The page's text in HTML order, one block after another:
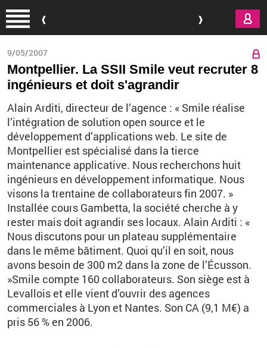
9/05/2007
Montpellier. La SSII Smile veut recruter 8
ingénieurs et doit s'agrandir
Alain Arditi, directeur de l’agence : « Smile réalise
l’intégration de solution open source et le
développement d’applications web. Le site de
Montpellier est spécialisé dans la tierce
maintenance applicative. Nous recherchons huit
ingénieurs en développement informatique. Nous
visons la trentaine de collaborateurs fin 2007. »
Installée cours Gambetta, la société cherche à y
rester mais doit agrandir ses locaux. Alain Arditi : «
Nous discutons pour un plateau supplémentaire
dans le même bâtiment. Quoi qu’il en soit, nous
avons besoin de 300 m2 dans la zone de l’Écusson.
»Smile compte 160 collaborateurs. Son siège est à
Levallois et elle vient d’ouvrir des agences
commerciales à Lyon et Nantes. Son CA (9,1 M€) a
pris 56 % en 2006.